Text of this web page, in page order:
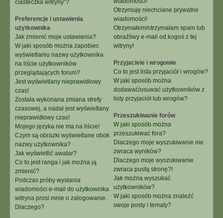
ciasteczka witryny”?
Preferencje i ustawienia
użytkownika
Jak zmienić moje ustawienia?
W jaki sposób można zapobiec
wyświetlaniu nazwy użytkownika
na liście użytkowników
przeglądających forum?
Jest wyświetlany nieprawidłowy
czas!
Została wykonana zmiana strefy
czasowej, a nadal jest wyświetlany
nieprawidłowy czas!
Mojego języka nie ma na liście!
Czym są obrazki wyświetlane obok
nazwy użytkownika?
Jak wyświetlić awatar?
Co to jest ranga i jak można ją
zmienić?
Podczas próby wysłania
wiadomości e-mail do użytkownika
witryna prosi mnie o zalogowanie.
Dlaczego?
Otrzymuję niechciane prywatne
wiadomości!
Otrzymałem/otrzymałam spam lub
obraźliwy e-mail od kogoś z tej
witryny!
Przyjaciele i wrogowie
Co to jest lista przyjaciół i wrogów?
W jaki sposób można
dodawać/usuwać użytkowników z
listy przyjaciół lub wrogów?
Przeszukiwanie forów
W jaki sposób można
przeszukiwać fora?
Dlaczego moje wyszukiwanie nie
zwraca wyników?
Dlaczego moje wyszukiwanie
zwraca pustą stronę?!
Jak można wyszukać
użytkowników?
W jaki sposób można znaleźć
swoje posty i tematy?